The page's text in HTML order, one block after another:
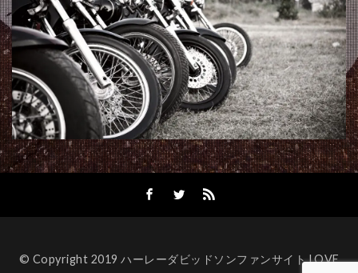
© Copyright 2019 ハーレーダビッドソンファンサイト LOVE